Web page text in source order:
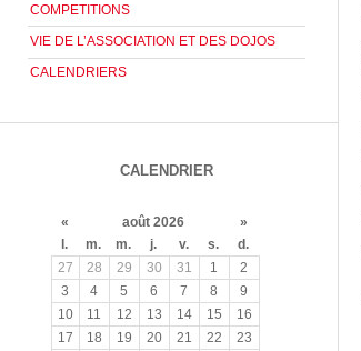
COMPETITIONS
VIE DE L’ASSOCIATION ET DES DOJOS
CALENDRIERS
CALENDRIER
« août 2026
»
l.
m. m. j. v. s.
d.
27
28 29 30 31 1
2
3
4 5 6 7 8
9
10
11 12 13 14 15
16
17
18 19 20 21 22
23